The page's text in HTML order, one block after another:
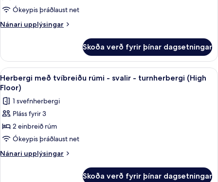
tvíbreitt
-
Ókeypis þráðlaust net
Nánari upplýsingar
Nánari
fyrir
einn,
tvíbreitt
rúm
svalir
Skoða verð fyrir þínar dagsetningar
Skoða
allar
myndir
fyrir
Herbergi
með
tvíbreiðu
rúmi
5
Herbergi með tvíbreiðu rúmi - svalir - turnherbergi (High
Floor)
1 svefnherbergi
Pláss fyrir 3
2 einbreið rúm
Ókeypis þráðlaust net
Nánari upplýsingar
Nánari
Skoða verð fyrir þínar dagsetningar